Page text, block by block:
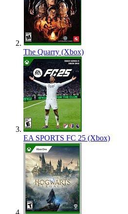
The Quarry (Xbox)
EA SPORTS FC 25 (Xbox)